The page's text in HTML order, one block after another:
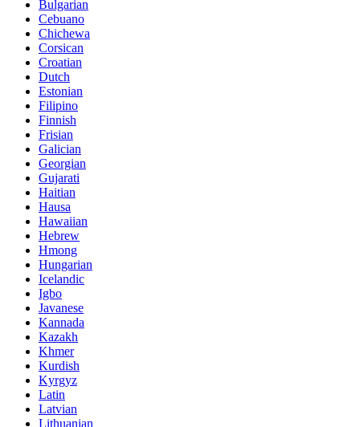
Bulgarian
Cebuano
Chichewa
Corsican
Croatian
Dutch
Estonian
Filipino
Finnish
Frisian
Galician
Georgian
Gujarati
Haitian
Hausa
Hawaiian
Hebrew
Hmong
Hungarian
Icelandic
Igbo
Javanese
Kannada
Kazakh
Khmer
Kurdish
Kyrgyz
Latin
Latvian
Lithuanian